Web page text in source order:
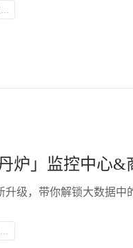
AI大数据,服装AI,知衣科技,SEO优化,电商市场趋势,数据分析,概念洞察,淘系,抖音,小红书,内容种草,流行趋势,市场分析,行业热点,数据可视化,销售趋势,品牌策略,运营策略,产品布局,达人筛选
级，带你解锁大数据中
AI大数据,服装行业分析,知衣科技,炼丹炉系统,品类分析,销量飙升榜,价格分析,商品库检索,市场趋势,竞争对手分析,产品定位,新品布局,数据分析效率